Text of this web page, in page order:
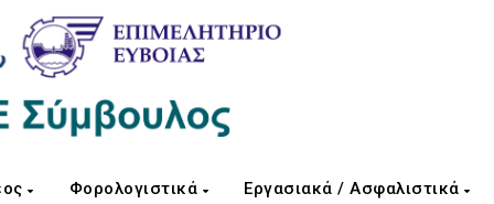
Φορολογιστικά Εργασιακά / Ασφαλιστικά